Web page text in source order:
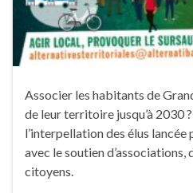
Associer les habitants de
de leur territoire jusqu’à 2030 ?
l’interpellation des élus
avec le soutien d’associations,
citoyens.